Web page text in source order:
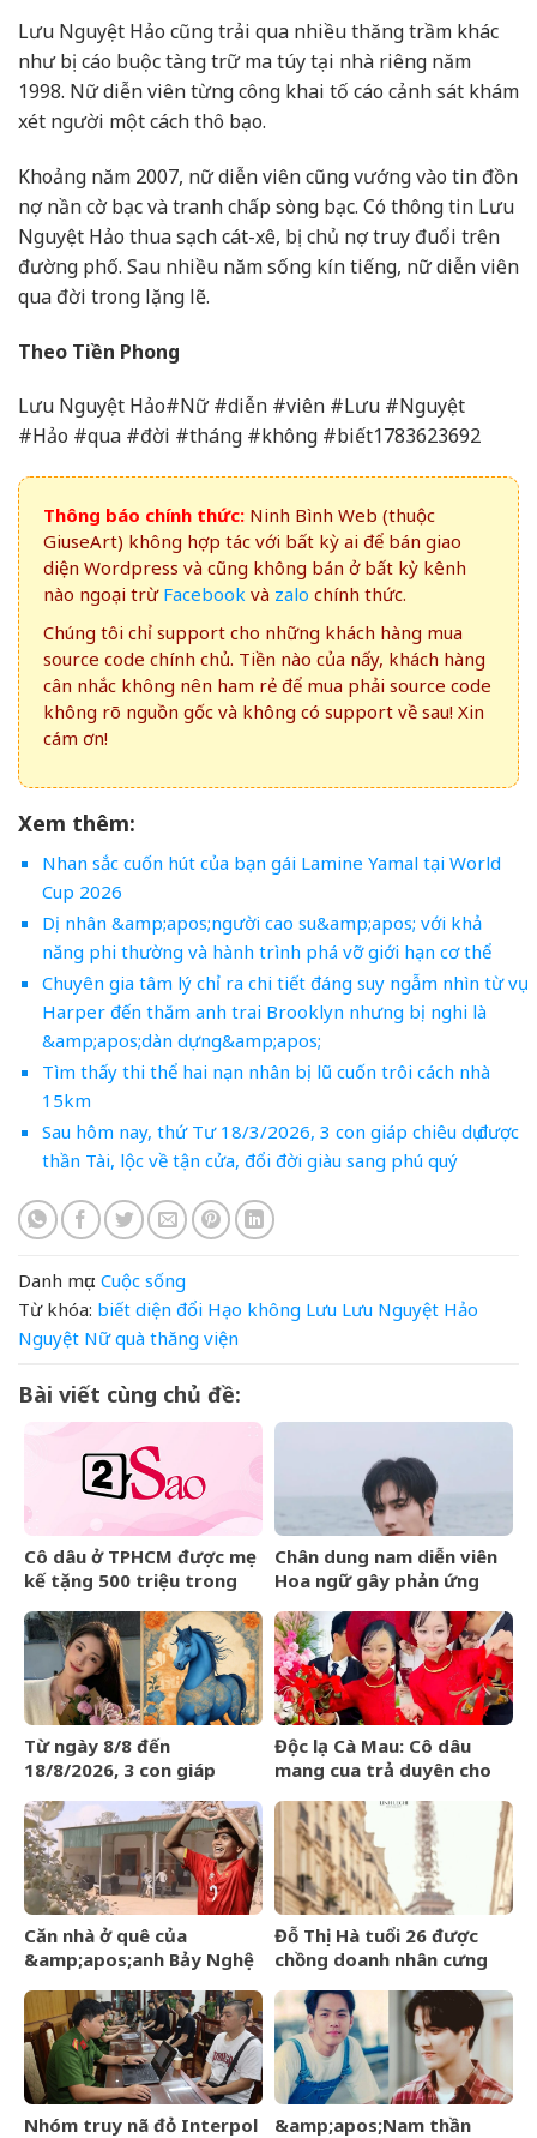
Lưu Nguyệt Hảo cũng trải qua nhiều thăng trầm khác
như bị cáo buộc tàng trữ ma túy tại nhà riêng năm
1998. Nữ diễn viên từng công khai tố cáo cảnh sát khám
xét người một cách thô bạo.
Khoảng năm 2007, nữ diễn viên cũng vướng vào tin đồn
nợ nần cờ bạc và tranh chấp sòng bạc. Có thông tin Lưu
Nguyệt Hảo thua sạch cát-xê, bị chủ nợ truy đuổi trên
đường phố. Sau nhiều năm sống kín tiếng, nữ diễn viên
qua đời trong lặng lẽ.
Theo Tiền Phong
Lưu Nguyệt Hảo#Nữ #diễn #viên #Lưu #Nguyệt
#Hảo #qua #đời #tháng #không #biết1783623692
Thông báo chính thức: Ninh Bình Web (thuộc
GiuseArt) không hợp tác với bất kỳ ai để bán giao
diện Wordpress và cũng không bán ở bất kỳ kênh
nào ngoại trừ Facebook và zalo chính thức.
Chúng tôi chỉ support cho những khách hàng mua
source code chính chủ. Tiền nào của nấy, khách hàng
cân nhắc không nên ham rẻ để mua phải source code
không rõ nguồn gốc và không có support về sau! Xin
cám ơn!
Xem thêm:
Nhan sắc cuốn hút của bạn gái Lamine Yamal tại World
Cup 2026
Dị nhân &amp;apos;người cao su&amp;apos; với khả
năng phi thường và hành trình phá vỡ giới hạn cơ thể
Chuyên gia tâm lý chỉ ra chi tiết đáng suy ngẫm nhìn từ vụ
Harper đến thăm anh trai Brooklyn nhưng bị nghi là
&amp;apos;dàn dựng&amp;apos;
Tìm thấy thi thể hai nạn nhân bị lũ cuốn trôi cách nhà
15km
Sau hôm nay, thứ Tư 18/3/2026, 3 con giáp chiêu dụ được
thần Tài, lộc về tận cửa, đổi đời giàu sang phú quý
Danh mục: Cuộc sống
Từ khóa: biết diện đổi Hạo không Lưu Lưu Nguyệt Hảo
Nguyệt Nữ quà thăng viện
Bài viết cùng chủ đề:
Cô dâu ở TPHCM được mẹ
kế tặng 500 triệu trong
‘gây sốt’
Chân dung nam diễn viên
Hoa ngữ gây phản ứng
Từ ngày 8/8 đến
18/8/2026, 3 con giáp
HIẾM CÓ, tiền bạc tự động
kéo về
Độc lạ Cà Mau: Cô dâu
mang cua trả duyên cho
Căn nhà ở quê của
&amp;apos;anh Bảy Nghệ
đình đám MXH
Đỗ Thị Hà tuổi 26 được
chồng doanh nhân cưng
rạng rỡ
Nhóm truy nã đỏ Interpol
&amp;apos;Nam thần